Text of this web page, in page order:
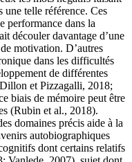
une telle référence. Ces
performance dans la
découler davantage d’une
motivation. D’autres
dans les difficultés
de différentes
et Pizzagalli, 2018;
biais de mémoire peut être
(Rubin et al., 2018).
domaines précis aide à la
autobiographiques
dont certains relatifs